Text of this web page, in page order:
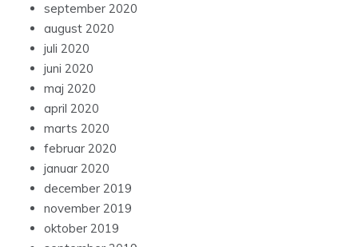
september 2020
august 2020
juli 2020
juni 2020
maj 2020
april 2020
marts 2020
februar 2020
januar 2020
december 2019
november 2019
oktober 2019